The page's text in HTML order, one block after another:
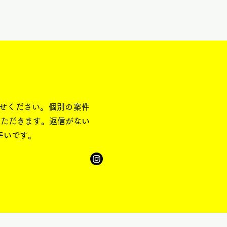
ください。 個別の案件
だきます。 返信がない
です。